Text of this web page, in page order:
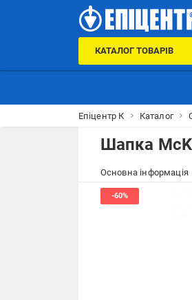
КАТАЛОГ ТОВАРІВ
Епіцентр К Каталог
Шапка
Основна інформація